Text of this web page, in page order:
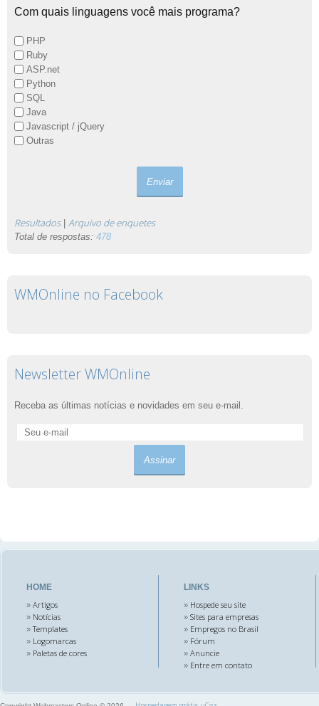
Com quais linguagens você mais programa?
PHP
Ruby
ASP.net
Python
SQL
Java
Javascript / jQuery
Outras
Resultados| Arquivo de enquetes
Total de respostas: 478
WMOnline no Facebook
Newsletter WMOnline
Receba as últimas notícias e novidades em seu e-mail.
HOME
» Artigos
» Notícias
»Templates
» Logomarcas
» Paletas de cores
LINKS
» Hospede seu site
» Sites para empresas
» Empregos no Brasil
» Fórum
» Anuncie
» Entre em contato